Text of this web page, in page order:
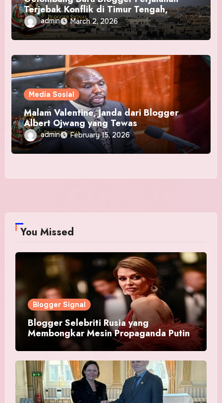
Terjebak Konflik di Timur Tengah,
Pengaruh Risiko Globalisasi Konten
admin March 2, 2026
Media Sosial
Malam Valentine, Janda dari Blogger
Albert Ojwang yang Tewas
Memperingati Ulang Tahun Pertama
Sendirian
admin February 15, 2026
You Missed
Blogger Signal
Blogger Selebriti Rusia yang
Membongkar Mesin Propaganda Putin